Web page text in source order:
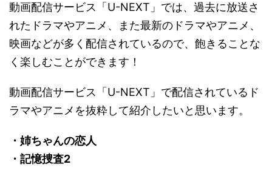
動画配信サービス「U-NEXT」では、過去に放送さ
れたドラマやアニメ、また最新のドラマやアニメ、
映画などが多く配信されているので、飽きることな
く楽しむことができます！
動画配信サービス「U-NEXT」で配信されているド
ラマやアニメを抜粋して紹介したいと思います。
・姉ちゃんの恋人
・記憶捜査2